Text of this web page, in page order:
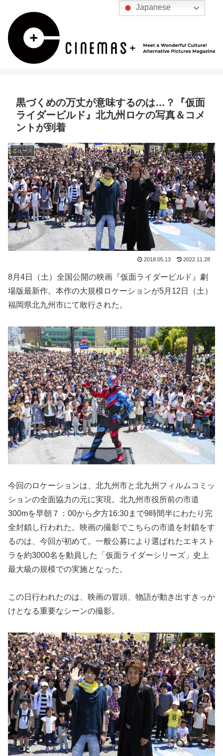
黒づくめの万丈が意味するのは…？『仮面
ライダービルド』北九州ロケの写真＆コメ
ントが到着
ニュース
2018.05.13 2022.11.28
8月4日（土）全国公開の映画『仮面ライダービルド』劇
場版最新作。本作の大規模ロケーションが5月12日（土）
福岡県北九州市にて敢行された。
今回のロケーションは、北九州市と北九州フィルムコミッ
ションの全面協力の元に実現。北九州市役所前の市道
300mを早朝７：00から夕方16:30まで9時間半にわたり完
全封鎖し行われた。映画の撮影でこちらの市道を封鎖をす
るのは、今回が初めて。一般公募により選ばれたエキスト
ラを約3000名を動員した「仮面ライダーシリーズ」史上
最大級の規模での実施となった。
この日行われたのは、映画の冒頭、物語が動き出すきっか
けとなる重要なシーンの撮影。
Japanese